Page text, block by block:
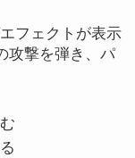
フェクトが表示
攻撃を弾き、パ